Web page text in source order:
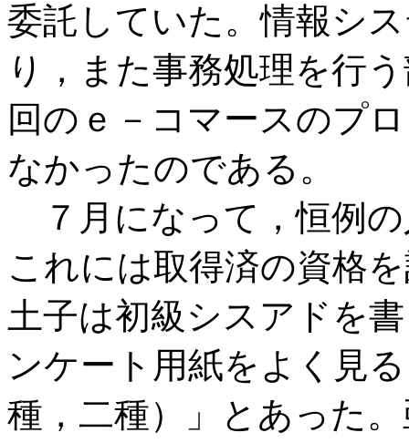
委託していた。情報シ
り，また事務処理を行
回のｅ－コマースのプ
なかったのである。
７月になって，恒例
これには取得済の資格
土子は初級シスアドを
ンケート用紙をよく見
種，二種）」とあった